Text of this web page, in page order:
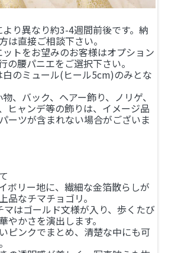
り異なり約3-4週間前後です。納
は直接ご相談下さい。
トをお望みのお客様はオプション
の腰パニエをご選択下さい。
のミュール(ヒール5cm)のみとな
、バック、ヘアー飾り、ノリゲ、
ヒャンデ等の飾りは、イメージ品
ーツが含まれない場合がございま
ボリー地に、繊細な金箔散らしが
品なチマチョゴリ。
はゴールド文様が入り、歩くたび
やかさを演出します。
ピンクでまとめ、清楚な中にも可